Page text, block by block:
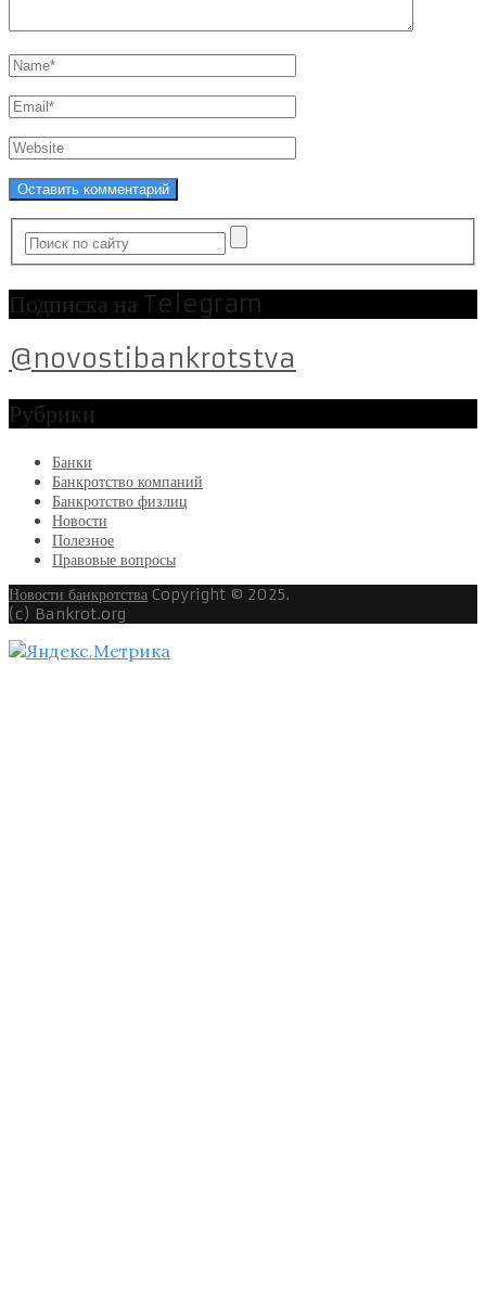
Подписка на Telegram
@novostibankrotstva
Рубрики
Банки
Банкротство компаний
Банкротство физлиц
Новости
Полезное
Правовые вопросы
Новости банкротства Copyright © 2025.
(c) Bankrot.org